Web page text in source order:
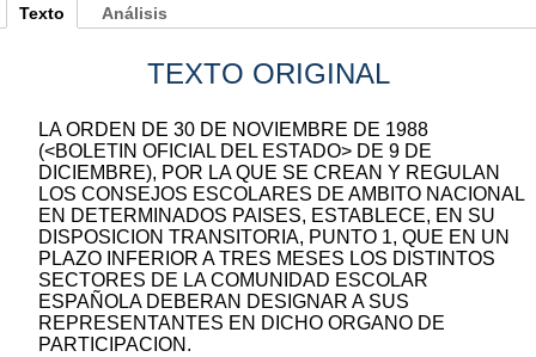
Texto
TEXTO ORIGINAL
LA ORDEN DE 30 DE NOVIEMBRE DE 1988
(<BOLETIN OFICIAL DEL ESTADO> DE 9 DE
DICIEMBRE), POR LA QUE SE CREAN Y REGULAN
LOS CONSEJOS ESCOLARES DE AMBITO NACIONAL
EN DETERMINADOS PAISES, ESTABLECE, EN SU
DISPOSICION TRANSITORIA, PUNTO 1, QUE EN UN
PLAZO INFERIOR A TRES MESES LOS DISTINTOS
SECTORES DE LA COMUNIDAD ESCOLAR
ESPAÑOLA DEBERAN DESIGNAR A SUS
REPRESENTANTES EN DICHO ORGANO DE
PARTICIPACION.
Análisis